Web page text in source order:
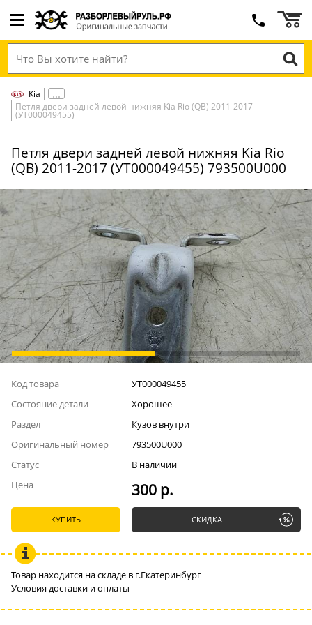
Kia
Петля двери задней левой нижняя Kia Rio (QB) 2011-2017
(УТ000049455)
Петля двери задней левой нижняя Kia Rio
(QB) 2011-2017 (УТ000049455) 793500U000
Код товара
УТ000049455
Состояние детали
Хорошее
Раздел
Кузов внутри
Оригинальный номер
793500U000
Статус
В наличии
Цена
300 р.
КУПИТЬ СКИДКА
Товар находится на складе в г.Екатеринбург
Условия доставки и оплаты